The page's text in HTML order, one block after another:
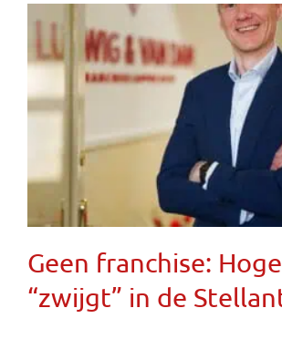
Geen franchise:
“zwijgt” in de